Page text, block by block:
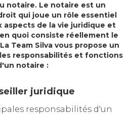
notaire. Le notaire est un
qui joue un rôle essentiel
aspects de la vie juridique et
quoi consiste réellement le
Team Silva vous propose un
responsabilités et fonctions
notaire :
juridique
responsabilités d'un